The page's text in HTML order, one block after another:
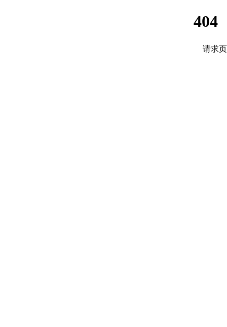
404
请求